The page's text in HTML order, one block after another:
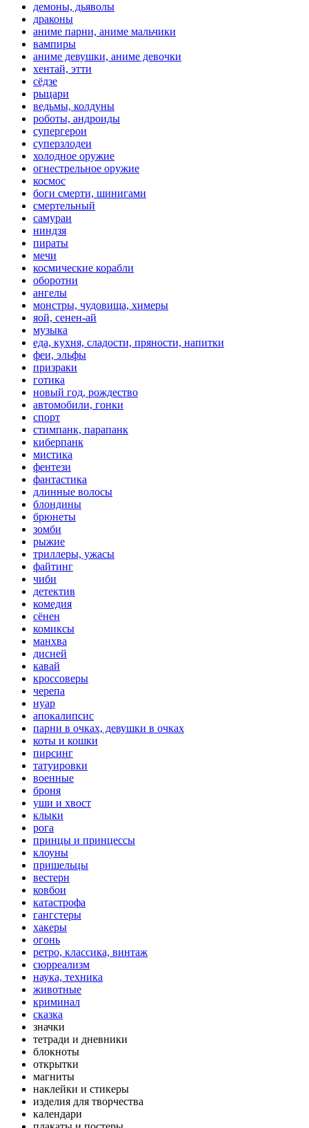
демоны, дьяволы
драконы
аниме парни, аниме мальчики
вампиры
аниме девушки, аниме девочки
хентай, этти
сёдзе
рыцари
ведьмы, колдуны
роботы, андроиды
супергерои
суперзлодеи
холодное оружие
огнестрельное оружие
космос
боги смерти, шинигами
смертельный
самураи
ниндзя
пираты
мечи
космические корабли
оборотни
ангелы
монстры, чудовища, химеры
яой, сенен-ай
музыка
еда, кухня, сладости, пряности, напитки
феи, эльфы
призраки
готика
новый год, рождество
автомобили, гонки
спорт
стимпанк, парапанк
киберпанк
мистика
фентези
фантастика
длинные волосы
блондины
брюнеты
зомби
рыжие
триллеры, ужасы
файтинг
чиби
детектив
комедия
сёнен
комиксы
манхва
дисней
кавай
кроссоверы
черепа
нуар
апокалипсис
парни в очках, девушки в очках
коты и кошки
пирсинг
татуировки
военные
броня
уши и хвост
клыки
рога
принцы и принцессы
клоуны
пришельцы
вестерн
ковбои
катастрофа
гангстеры
хакеры
огонь
ретро, классика, винтаж
сюрреализм
наука, техника
животные
криминал
сказка
значки
тетради и дневники
блокноты
открытки
магниты
наклейки и стикеры
изделия для творчества
календари